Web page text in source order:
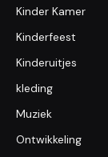
Kinder Kamer
Kinderfeest
Kinderuitjes
kleding
Muziek
Ontwikkeling